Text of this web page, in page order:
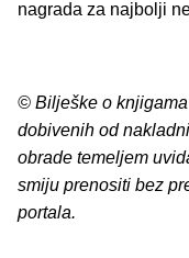
nagrada za najbolji
© Bilješke o
dobivenih od
obrade temeljem
smiju prenositi bez
portala.